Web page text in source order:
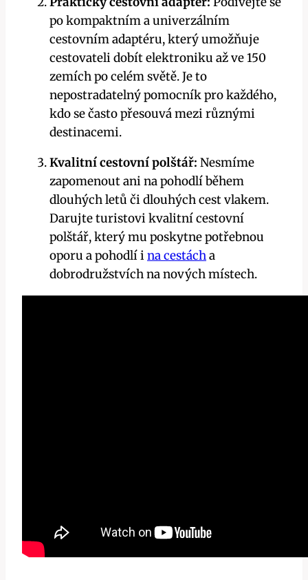
po kompaktním a univerzálním
cestovním adaptéru, který umožňuje
cestovateli dobít elektroniku až ve 150
zemích po celém světě. Je to
nepostradatelný pomocník pro každého,
kdo se často přesouvá mezi různými
destinacemi.
Kvalitní cestovní polštář: Nesmíme
zapomenout ani na pohodlí během
dlouhých letů či dlouhých cest vlakem.
Darujte turistovi kvalitní cestovní
polštář, který mu poskytne potřebnou
oporu a pohodlí i na cestácha
dobrodružstvích na nových místech.